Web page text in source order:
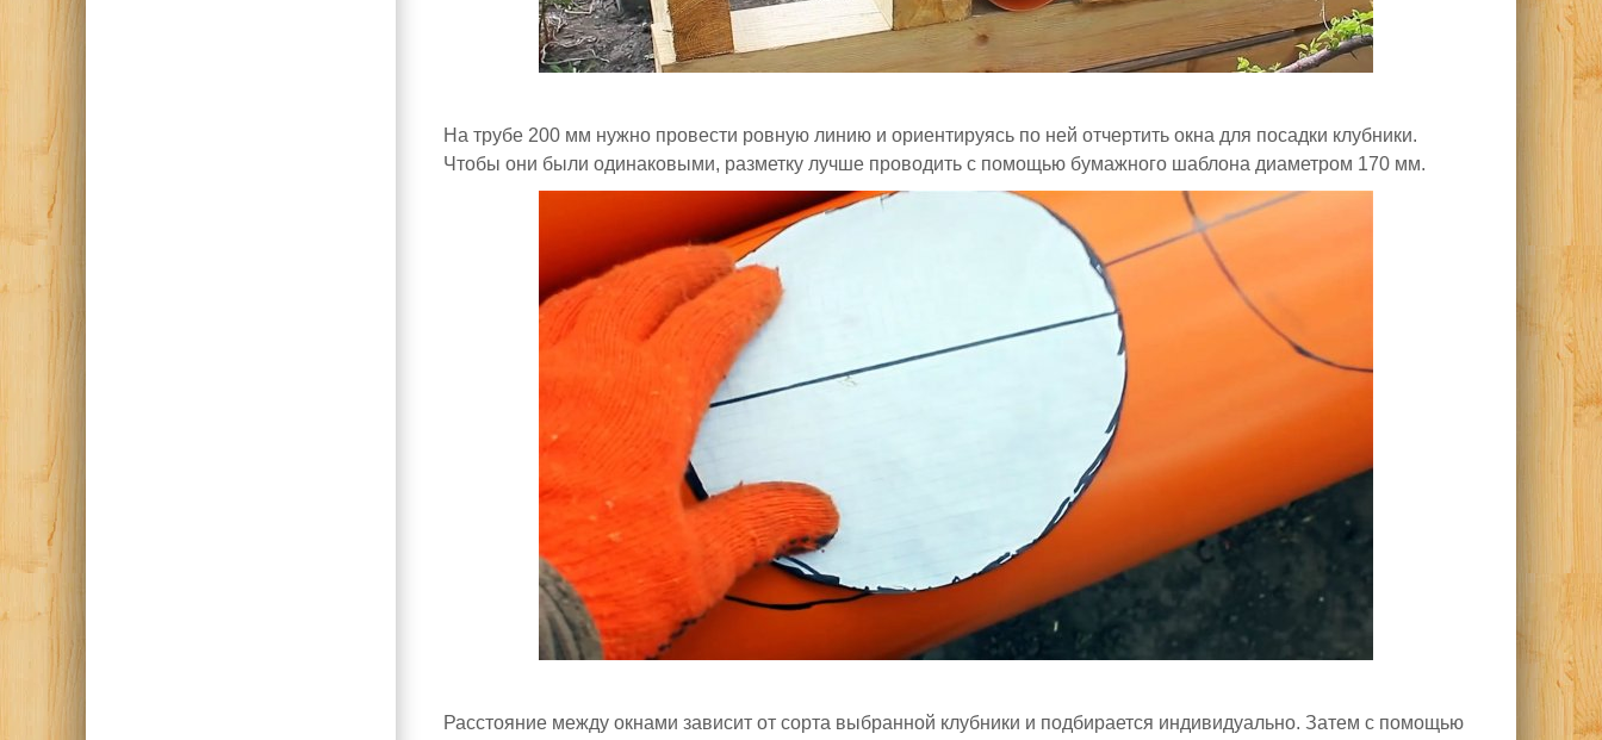
На трубе 200 мм нужно провести ровную линию и ориентируясь по ней отчертить окна для посадки клубники.
Чтобы они были одинаковыми, разметку лучше проводить с помощью бумажного шаблона диаметром 170 мм.
Расстояние между окнами зависит от сорта выбранной клубники и подбирается индивидуально. Затем с помощью